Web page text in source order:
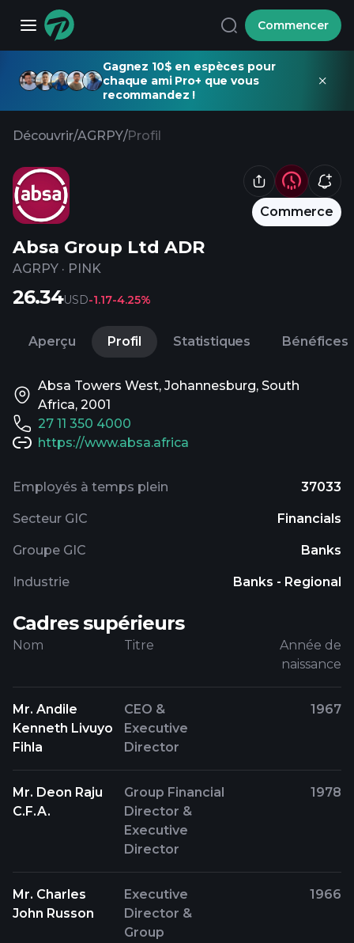
Commencer
Gagnez 10$ en espèces pour
chaque ami Pro+ que vous
recommandez !
Découvrir/AGRPY/Profil
Commerce
Absa Group Ltd ADR
AGRPY · PINK
26.34USD-1.17-4.25%
Aperçu Profil Statistiques Bénéfices
Absa Towers West, Johannesburg, South
Africa, 2001
27 11 350 4000
https://www.absa.africa
Employés à temps plein 37033
Secteur GIC Financials
Groupe GIC Banks
Industrie Banks - Regional
Cadres supérieurs
Nom Titre
Année de
naissance
Mr. Andile
Kenneth Livuyo
Fihla
CEO &
Executive
Director
1967
Mr. Deon Raju
C.F.A.
Group Financial
Director &
Executive
Director
1978
Mr. Charles
John Russon
Executive
Director &
Group
1966